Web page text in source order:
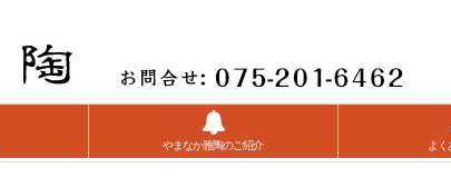
やまなか雅陶のご紹介 よ